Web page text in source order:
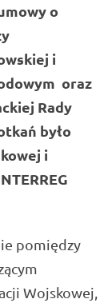
o
i
oraz
Rady
było
i
pomiędzy
Wojskowej,